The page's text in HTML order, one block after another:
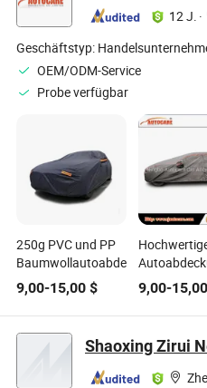
12 J. ·
Geschäftstyp:
OEM/ODM-Service
Probe verfügbar
250g PVC und PP
Baumwollautoabdeckung
9,00-15,00 $
Jeep-
Dekoration
Großhandel
Vliesstoff
9,00-15,00